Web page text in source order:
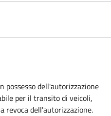
dell'autorizzazione
per il transito di veicoli,
revoca dell'autorizzazione.